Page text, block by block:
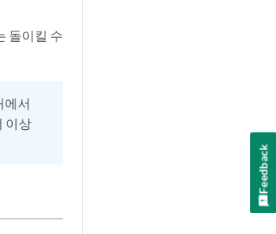
돌이킬 수
에서
이상
Feedback